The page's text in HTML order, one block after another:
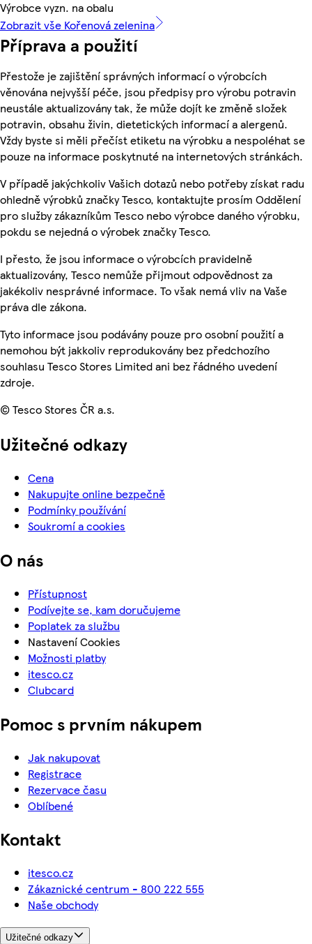
Výrobce vyzn. na obalu
Zobrazit vše Kořenová zelenina
Příprava a použití
Přestože je zajištění správných informací o výrobcích
věnována nejvyšší péče, jsou předpisy pro výrobu potravin
neustále aktualizovány tak, že může dojít ke změně složek
potravin, obsahu živin, dietetických informací a alergenů.
Vždy byste si měli přečíst etiketu na výrobku a nespoléhat se
pouze na informace poskytnuté na internetových stránkách.
V případě jakýchkoliv Vašich dotazů nebo potřeby získat radu
ohledně výrobků značky Tesco, kontaktujte prosím Oddělení
pro služby zákazníkům Tesco nebo výrobce daného výrobku,
pokdu se nejedná o výrobek značky Tesco.
I přesto, že jsou informace o výrobcích pravidelně
aktualizovány, Tesco nemůže přijmout odpovědnost za
jakékoliv nesprávné informace. To však nemá vliv na Vaše
práva dle zákona.
Tyto informace jsou podávány pouze pro osobní použití a
nemohou být jakkoliv reprodukovány bez předchozího
souhlasu Tesco Stores Limited ani bez řádného uvedení
zdroje.
© Tesco Stores ČR a.s.
Užitečné odkazy
Cena
Nakupujte online bezpečně
Podmínky používání
Soukromí a cookies
O nás
Přístupnost
Podívejte se, kam doručujeme
Poplatek za službu
Nastavení Cookies
Možnosti platby
itesco.cz
Clubcard
Pomoc s prvním nákupem
Jak nakupovat
Registrace
Rezervace času
Oblíbené
Kontakt
itesco.cz
Zákaznické centrum - 800 222 555
Naše obchody
Užitečné odkazy